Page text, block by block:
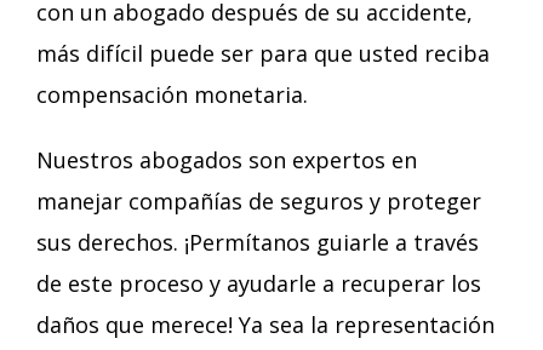
con un abogado después de su accidente,
más difícil puede ser para que usted reciba
compensación monetaria.
Nuestros abogados son expertos en
manejar compañías de seguros y proteger
sus derechos. ¡Permítanos guiarle a través
de este proceso y ayudarle a recuperar los
daños que merece! Ya sea la representación